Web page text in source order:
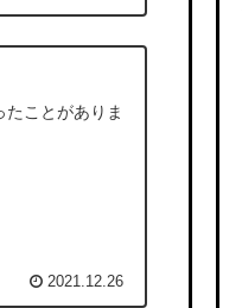
ことがありま
2021.12.26